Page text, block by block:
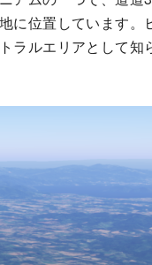
に位置しています。
ラルエリアとして知